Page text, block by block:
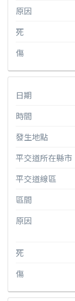
原因
死
傷
日期
時間
發生地點
平交道所在縣市
平交道線區
區間
原因
死
傷